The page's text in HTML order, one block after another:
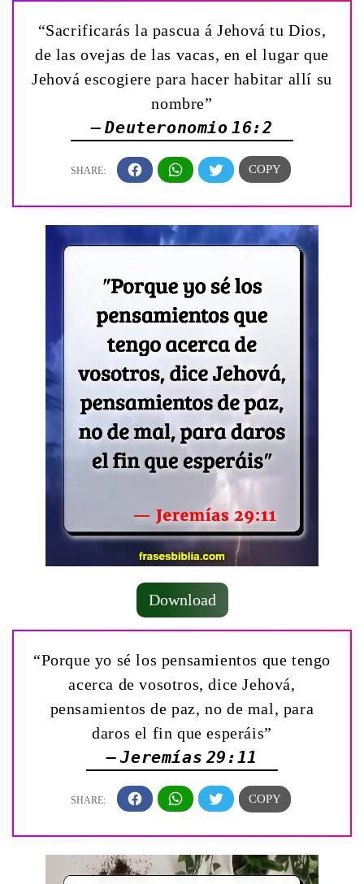
“Sacrificarás la pascua á Jehová tu Dios,
de las ovejas de las vacas, en el lugar que
Jehová escogiere para hacer habitar allí su
nombre”
— Deuteronomio 16:2
Download
“Porque yo sé los pensamientos que tengo
acerca de vosotros, dice Jehová,
pensamientos de paz, no de mal, para
daros el fin que esperáis”
— Jeremías 29:11